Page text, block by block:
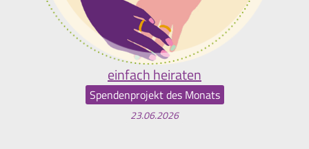
einfach heiraten
Spendenprojekt des Monats
23.06.2026